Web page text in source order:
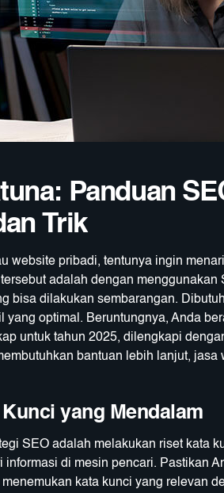
Panduan
Trik
website pribadi, tentunya ingin
adalah dengan menggunakan
bisa dilakukan sembarangan.
yang optimal. Beruntungnya, Anda
untuk tahun 2025, dilengkapi
bantuan lebih lanjut,
yang Mendalam
SEO adalah melakukan riset kata
di mesin pencari. Pastikan
kata kunci yang relevan